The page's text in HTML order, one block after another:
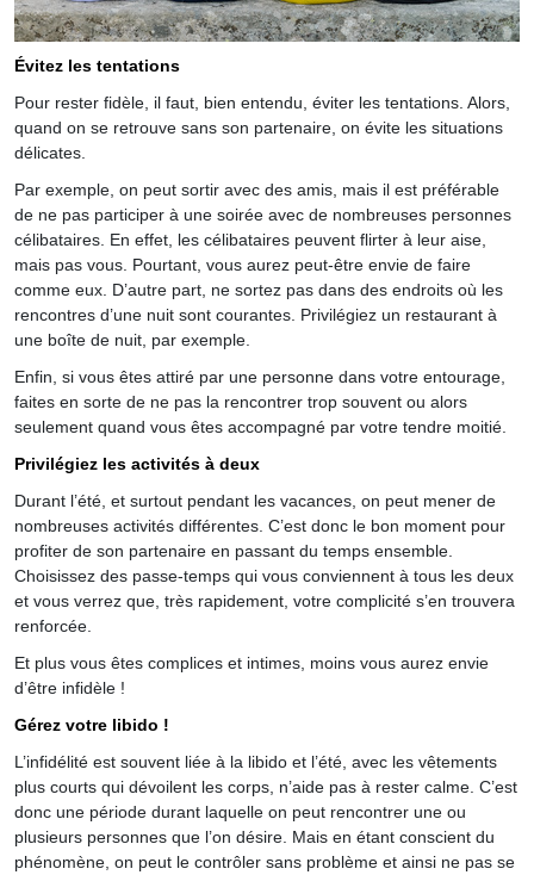
Évitez les tentations
Pour rester fidèle, il faut, bien entendu, éviter les tentations. Alors,
quand on se retrouve sans son partenaire, on évite les situations
délicates.
Par exemple, on peut sortir avec des amis, mais il est préférable
de ne pas participer à une soirée avec de nombreuses personnes
célibataires. En effet, les célibataires peuvent flirter à leur aise,
mais pas vous. Pourtant, vous aurez peut-être envie de faire
comme eux. D’autre part, ne sortez pas dans des endroits où les
rencontres d’une nuit sont courantes. Privilégiez un restaurant à
une boîte de nuit, par exemple.
Enfin, si vous êtes attiré par une personne dans votre entourage,
faites en sorte de ne pas la rencontrer trop souvent ou alors
seulement quand vous êtes accompagné par votre tendre moitié.
Privilégiez les activités à deux
Durant l’été, et surtout pendant les vacances, on peut mener de
nombreuses activités différentes. C’est donc le bon moment pour
profiter de son partenaire en passant du temps ensemble.
Choisissez des passe-temps qui vous conviennent à tous les deux
et vous verrez que, très rapidement, votre complicité s’en trouvera
renforcée.
Et plus vous êtes complices et intimes, moins vous aurez envie
d’être infidèle !
Gérez votre libido !
L’infidélité est souvent liée à la libido et l’été, avec les vêtements
plus courts qui dévoilent les corps, n’aide pas à rester calme. C’est
donc une période durant laquelle on peut rencontrer une ou
plusieurs personnes que l’on désire. Mais en étant conscient du
phénomène, on peut le contrôler sans problème et ainsi ne pas se